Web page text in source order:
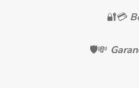
🔐💳
🛡️💸